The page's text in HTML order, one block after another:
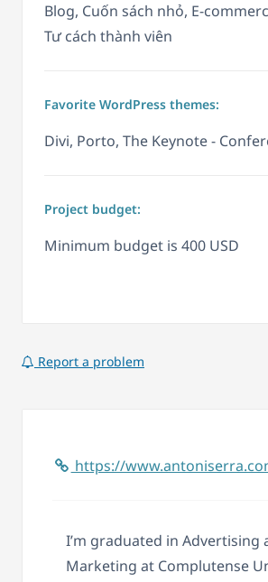
Blog, Cuốn sách nhỏ, E-
Tư cách thành viên
Favorite WordPress themes:
Divi, Porto, The Keynote -
Project budget:
Minimum budget is 400 USD
Report a problem
https://
I’m graduated in Advertising
Marketing at Complutense